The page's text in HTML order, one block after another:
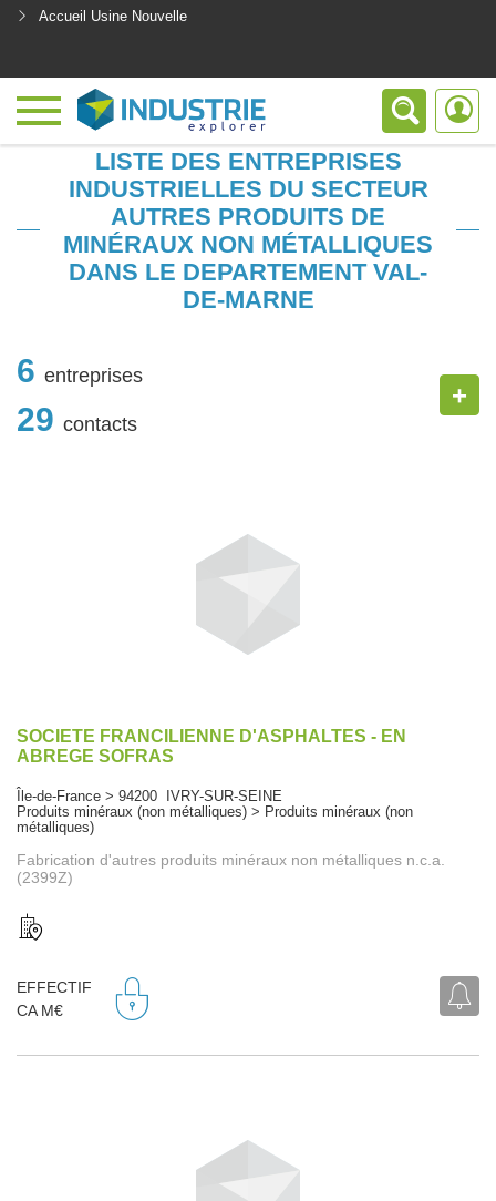
Accueil Usine Nouvelle
LISTE DES ENTREPRISES
INDUSTRIELLES DU SECTEUR
AUTRES PRODUITS DE
MINÉRAUX NON MÉTALLIQUES
DANS LE DEPARTEMENT VAL-
DE-MARNE
6 entreprises
29 contacts
+
SOCIETE FRANCILIENNE D'ASPHALTES - EN
ABREGE SOFRAS
Île-de-France > 94200 IVRY-SUR-SEINE
Produits minéraux (non métalliques) > Produits minéraux (non
métalliques)
Fabrication d'autres produits minéraux non métalliques n.c.a.
(2399Z)
EFFECTIF
CA M€